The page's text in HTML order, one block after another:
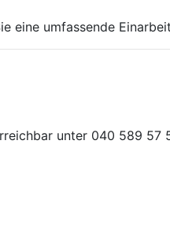
eine umfassende
unter 040 589 57